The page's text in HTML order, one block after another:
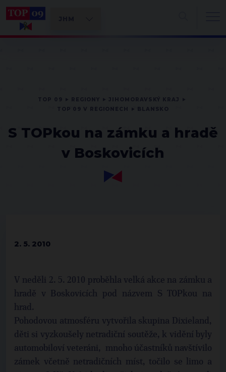
S TOPkou na zámku a hradě
v Boskovicích
2. 5. 2010
V neděli 2. 5. 2010 proběhla velká akce na zámku a
hradě v Boskovicích pod názvem S TOPkou na
hrad.
Pohodovou atmosféru vytvořila skupina Dixieland,
děti si vyzkoušely netradiční soutěže, k vidění byly
automobiloví veteráni, mnoho účastníků navštívilo
zámek včetně netradičních míst, točilo se limo a